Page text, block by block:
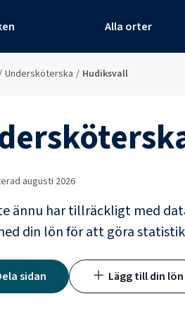
Alla orter
Undersköterska / Hudiksvall
augusti 2026
ännu har tillräckligt med
din lön för att göra
sidan Lägg till din lön